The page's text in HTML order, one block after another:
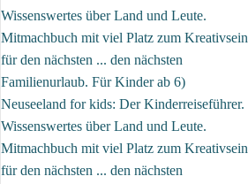
Neuseeland for kids: Der Kinderreiseführer.
Wissenswertes über Land und Leute.
Mitmachbuch mit viel Platz zum Kreativsein
für den nächsten ... den nächsten